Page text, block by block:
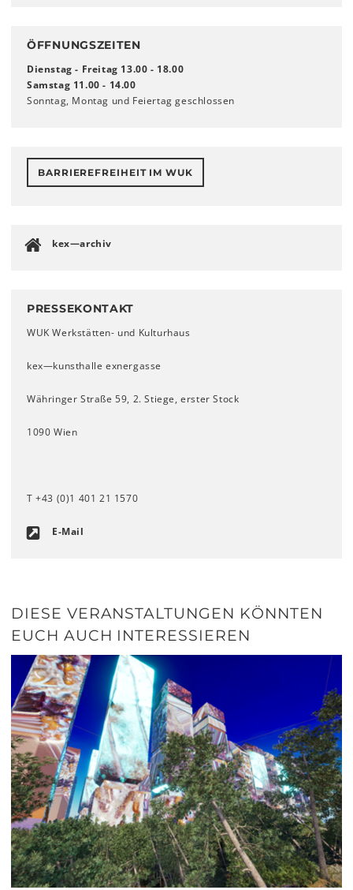
ÖFFNUNGSZEITEN
Dienstag - Freitag 13.00 - 18.00
Samstag 11.00 - 14.00
Sonntag, Montag und Feiertag geschlossen
BARRIEREFREIHEIT IM WUK
kex—archiv
PRESSEKONTAKT
WUK Werkstätten- und Kulturhaus
kex—kunsthalle exnergasse
Währinger Straße 59, 2. Stiege, erster Stock
1090 Wien
T +43 (0)1 401 21 1570
E-Mail
DIESE VERANSTALTUNGEN KÖNNTEN
EUCH AUCH INTERESSIEREN